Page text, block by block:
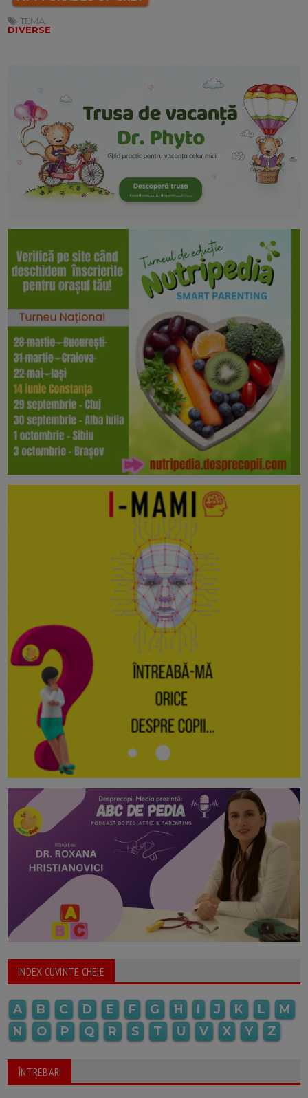
TEMA:
DIVERSE
INDEX CUVINTE CHEIE
A B C D E F G H I J K L
M
N
O P Q R S T U V X Y Z
ÎNTREBARI